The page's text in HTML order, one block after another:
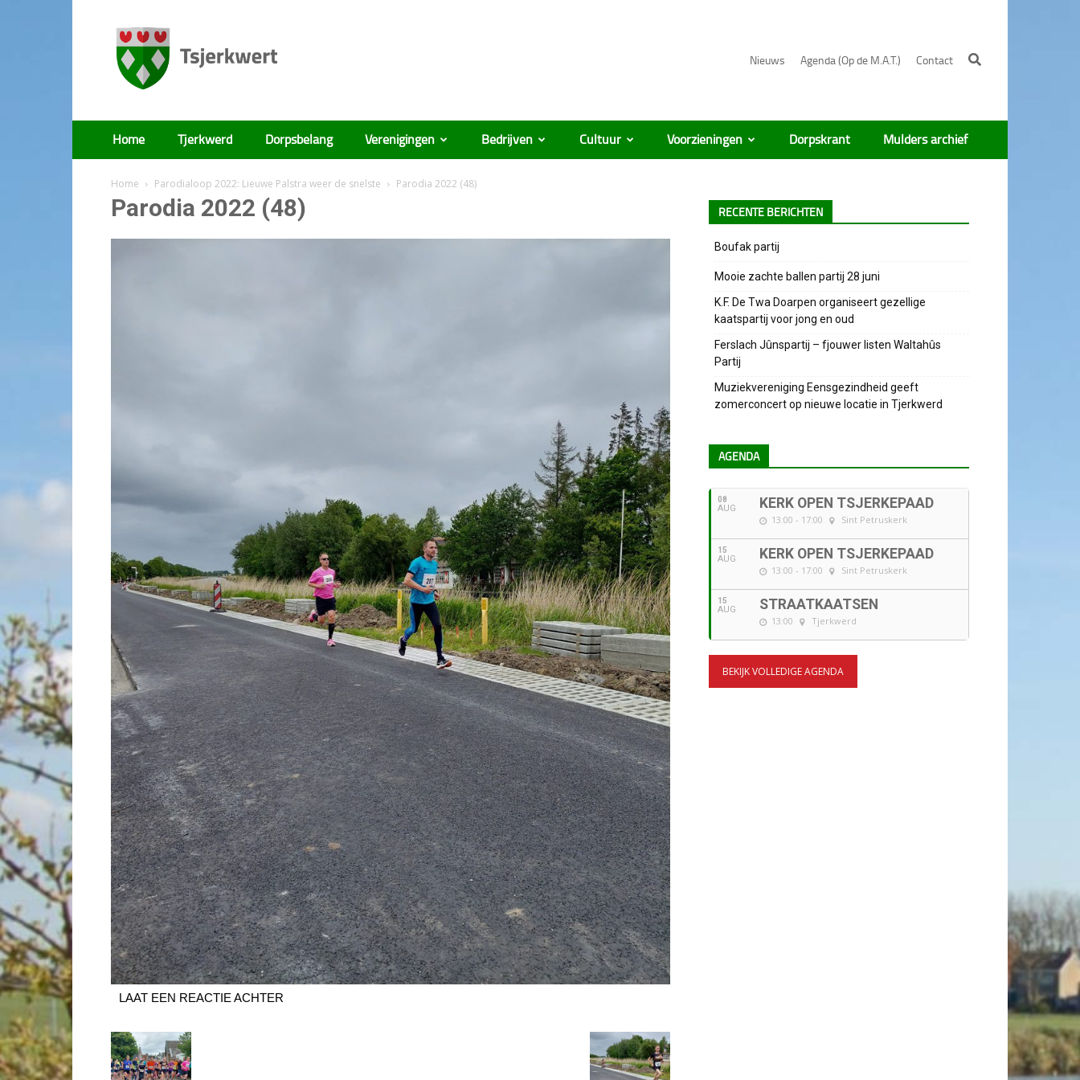
Nieuws Agenda (Op de M.A.T.) Contact
Tsjerkwert
Home Tjerkwerd Dorpsbelang Verenigingen Bedrijven Cultuur Voorzieningen Dorpskrant Mulders archief
Home Parodialoop 2022: Lieuwe Palstra weer de snelste Parodia 2022 (48)
Parodia 2022 (48)
LAAT EEN REACTIE ACHTER
RECENTE BERICHTEN
Boufak partij
Mooie zachte ballen partij 28 juni
K.F. De Twa Doarpen organiseert gezellige
kaatspartij voor jong en oud
Ferslach Jûnspartij – fjouwer listen Waltahûs
Partij
Muziekvereniging Eensgezindheid geeft
zomerconcert op nieuwe locatie in Tjerkwerd
AGENDA
08
AUG KERK OPEN TSJERKEPAAD
13:00 - 17:00 Sint Petruskerk
15
AUG KERK OPEN TSJERKEPAAD
13:00 - 17:00 Sint Petruskerk
15
AUG STRAATKAATSEN
13:00 Tjerkwerd
BEKIJK VOLLEDIGE AGENDA